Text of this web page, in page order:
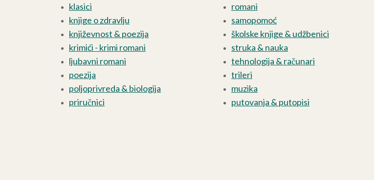
klasici
knjige o zdravlju
književnost & poezija
krimići - krimi romani
ljubavni romani
poezija
poljoprivreda & biologija
priručnici
romani
samopomoć
školske knjige & udžbenici
struka & nauka
tehnologija & računari
trileri
muzika
putovanja & putopisi